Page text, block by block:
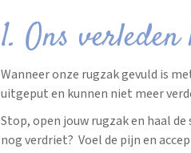
1. Ons verleden
Wanneer onze rugzak gevuld is
uitgeput en kunnen niet meer
Stop, open jouw rugzak en haal
nog verdriet? Voel de pijn en